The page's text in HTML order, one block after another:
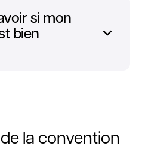
si mon
bien
la convention